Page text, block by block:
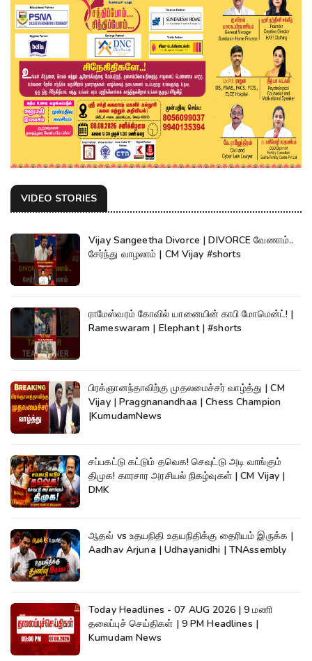
VIDEO STORIES
Vijay Sangeetha Divorce | DIVORCE வேணாம்..
சேர்ந்து வாழலாம் | CM Vijay #shorts
ராமேஸ்வரம் கோவில் யானையின் காபி மோமென்ட்! |
Rameswaram | Elephant | #shorts
பிரக்ஞானந்தாவிற்கு முதலமைச்சர் வாழ்த்து | CM
Vijay | Praggnanandhaa | Chess Champion
|KumudamNews
சப்பகட்டு கட்டும் தவெக! செவுட்டு அடி வாங்கும்
திமுக! காரசார அரசியல் நிகழ்வுகள் | CM Vijay |
DMK
ஆதவ் vs உதயநிதி உதயநிதிக்கு தைரியம் இருக்க |
Aadhav Arjuna | Udhayanidhi | TNAssembly
Today Headlines - 07 AUG 2026 | 9 மணி
தலைப்புச் செய்திகள் | 9 PM Headlines |
Kumudam News